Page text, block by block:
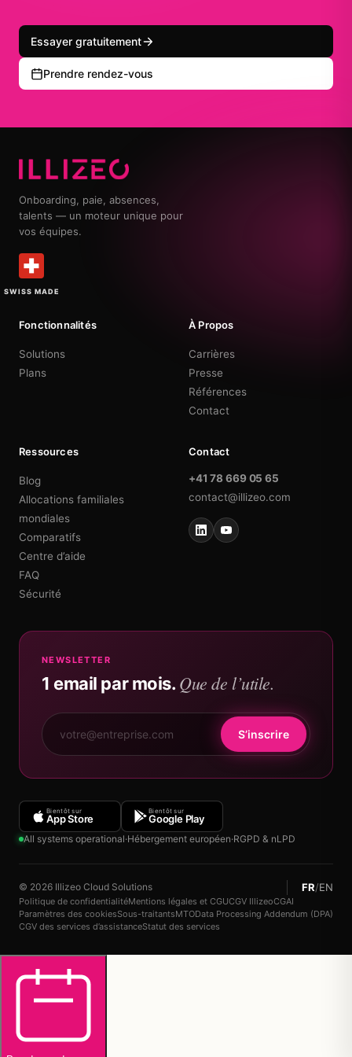
Essayer gratuitement
Prendre rendez-vous
Onboarding, paie, absences,
talents — un moteur unique pour
vos équipes.
SWISS MADE
Fonctionnalités
Solutions
Plans
À Propos
Carrières
Presse
Références
Contact
Ressources
Blog
Allocations familiales
mondiales
Comparatifs
Centre d’aide
FAQ
Sécurité
Contact
+41 78 669 05 65
contact@illizeo.com
NEWSLETTER
1 email par mois. Que de l’utile.
S’inscrire
Bientôt sur
App Store
Bientôt sur
Google Play
All systems operational·Hébergement européen·RGPD & nLPD
© 2026 Illizeo Cloud Solutions FR/EN
Politique de confidentialitéMentions légales et CGUCGV IllizeoCGAI
Paramètres des cookiesSous-traitantsMTOData Processing Addendum (DPA)
CGV des services d’assistanceStatut des services